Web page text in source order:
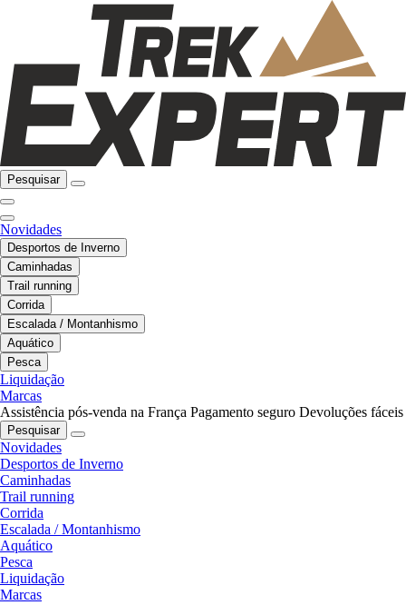
Pesquisar
Novidades
Desportos de Inverno
Caminhadas
Trail running
Corrida
Escalada / Montanhismo
Aquático
Pesca
Liquidação
Marcas
Assistência pós-venda na França Pagamento seguro Devoluções fáceis
Pesquisar
Novidades
Desportos de Inverno
Caminhadas
Trail running
Corrida
Escalada / Montanhismo
Aquático
Pesca
Liquidação
Marcas